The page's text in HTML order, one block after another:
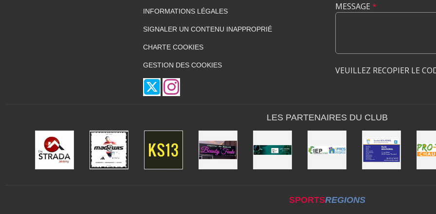
INFORMATIONS LÉGALES
SIGNALER UN CONTENU INAPPROPRIÉ
CHARTE COOKIES
GESTION DES COOKIES
MESSAGE *
VEUILLEZ RECOPIER LE
LES PARTENAIRES DU CLUB
SPORTSREGIONS